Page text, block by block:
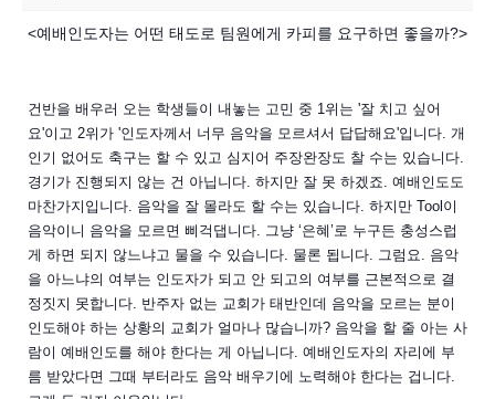
<예배인도자는 어떤 태도로 팀원에게 카피를 요구하면 좋을까?>
건반을 배우러 오는 학생들이 내놓는 고민 중 1위는 '잘 치고 싶어
요'이고 2위가 '인도자께서 너무 음악을 모르셔서 답답해요'입니다. 개
인기 없어도 축구는 할 수 있고 심지어 주장완장도 찰 수는 있습니다.
경기가 진행되지 않는 건 아닙니다. 하지만 잘 못 하겠죠. 예배인도도
마찬가지입니다. 음악을 잘 몰라도 할 수는 있습니다. 하지만 Tool이
음악이니 음악을 모르면 삐걱댑니다. 그냥 ‘은혜’로 누구든 충성스럽
게 하면 되지 않느냐고 물을 수 있습니다. 물론 됩니다. 그럼요. 음악
을 아느냐의 여부는 인도자가 되고 안 되고의 여부를 근본적으로 결
정짓지 못합니다. 반주자 없는 교회가 태반인데 음악을 모르는 분이
인도해야 하는 상황의 교회가 얼마나 많습니까? 음악을 할 줄 아는 사
람이 예배인도를 해야 한다는 게 아닙니다. 예배인도자의 자리에 부
름 받았다면 그때 부터라도 음악 배우기에 노력해야 한다는 겁니다.